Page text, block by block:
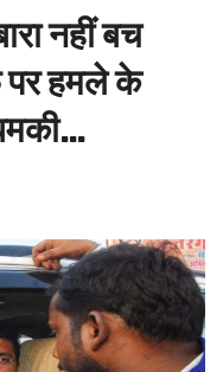
नहीं बच
पर हमले के